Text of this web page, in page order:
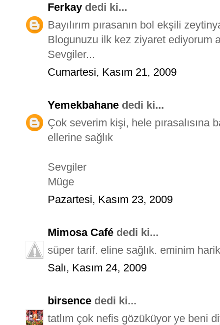
Ferkay dedi ki...
Bayılırım pırasanın bol ekşili
Blogunuzu ilk kez ziyaret ediyorum
Sevgiler...
Cumartesi, Kasım 21, 2009
Yemekbahane dedi ki...
Çok severim kişi, hele pırasalısına
ellerine sağlık
Sevgiler
Müge
Pazartesi, Kasım 23, 2009
Mimosa Café dedi ki...
süper tarif. eline sağlık. eminim
Salı, Kasım 24, 2009
birsence dedi ki...
tatlım çok nefis gözüküyor ye beni